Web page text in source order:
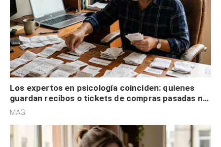
Los expertos en psicología coinciden: quienes
guardan recibos o tickets de compras pasadas no
son acumuladores, sino que tienen necesidad de
MAG.